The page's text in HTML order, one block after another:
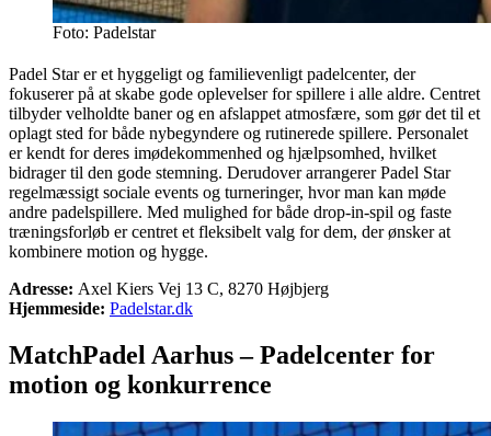
Foto: Padelstar
Padel Star er et hyggeligt og familievenligt padelcenter, der
fokuserer på at skabe gode oplevelser for spillere i alle aldre. Centret
tilbyder velholdte baner og en afslappet atmosfære, som gør det til et
oplagt sted for både nybegyndere og rutinerede spillere. Personalet
er kendt for deres imødekommenhed og hjælpsomhed, hvilket
bidrager til den gode stemning. Derudover arrangerer Padel Star
regelmæssigt sociale events og turneringer, hvor man kan møde
andre padelspillere. Med mulighed for både drop-in-spil og faste
træningsforløb er centret et fleksibelt valg for dem, der ønsker at
kombinere motion og hygge.
Adresse: Axel Kiers Vej 13 C, 8270 Højbjerg
Hjemmeside: Padelstar.dk
MatchPadel Aarhus – Padelcenter for
motion og konkurrence